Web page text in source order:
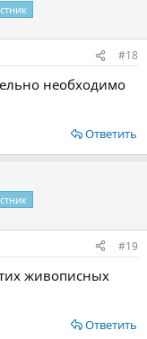
#18
необходимо
Ответить
#19
живописных
Ответить